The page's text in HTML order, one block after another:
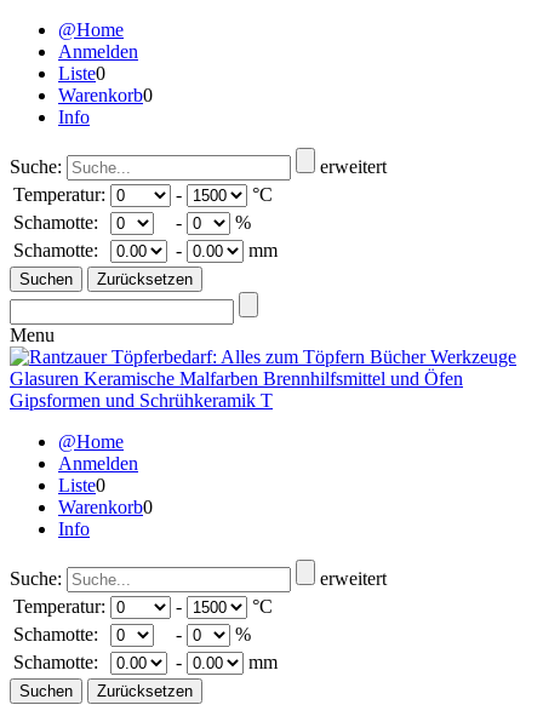
@Home
Anmelden
Liste0
Warenkorb0
Info
Suche:
erweitert
Temperatur:
-
°C
Schamotte:
-
%
Schamotte:
- mm
Menu
@Home
Anmelden
Liste0
Warenkorb0
Info
Suche:
erweitert
Temperatur:
-
°C
Schamotte:
-
%
Schamotte:
- mm